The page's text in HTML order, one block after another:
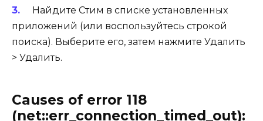
Найдите Стим в списке установленных
приложений (или воспользуйтесь строкой
поиска). Выберите его, затем нажмите Удалить
> Удалить.
Causes of error 118
(net::err_connection_timed_out):